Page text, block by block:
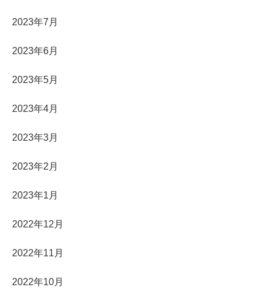
2023年7月
2023年6月
2023年5月
2023年4月
2023年3月
2023年2月
2023年1月
2022年12月
2022年11月
2022年10月